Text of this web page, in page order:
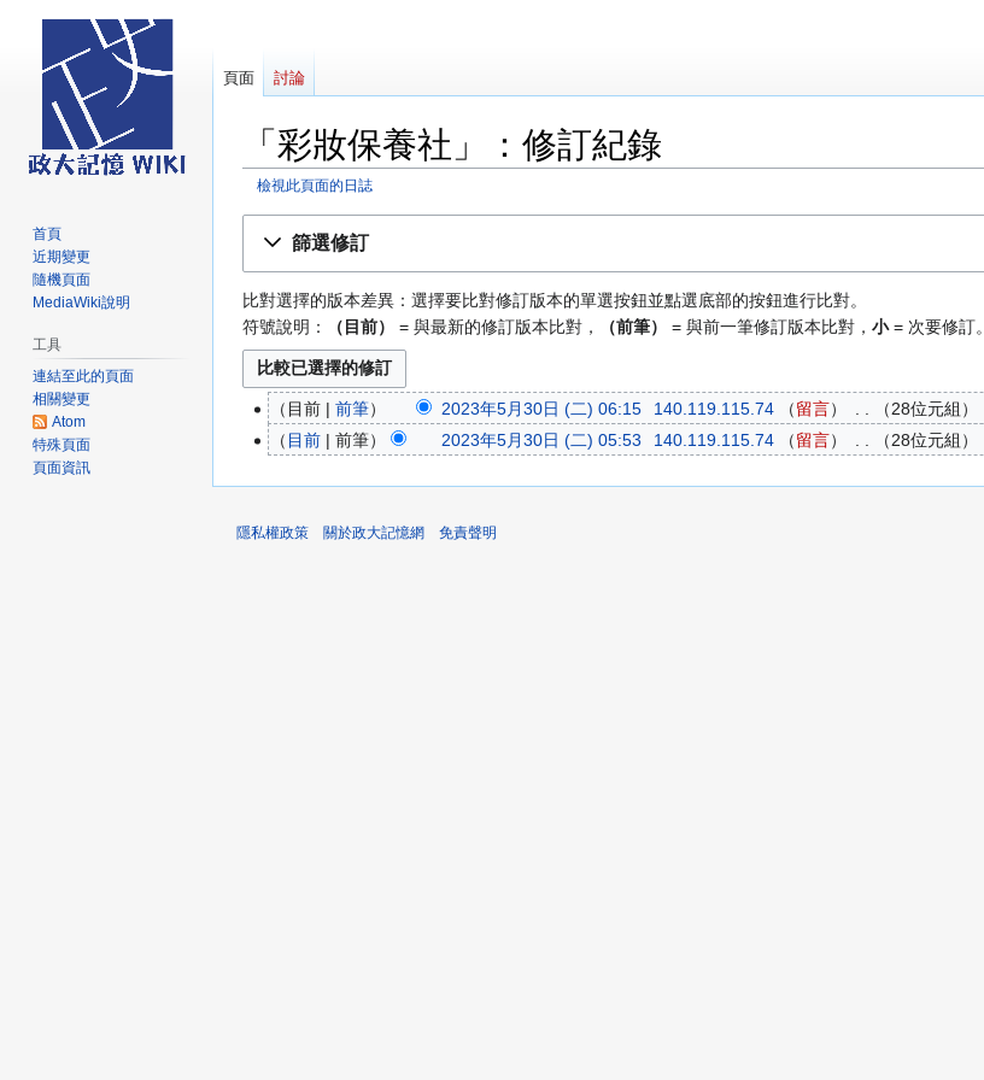
「彩妝保養社」：修訂紀錄
檢視此頁面的日誌
覽
尋
篩選修訂
比對選擇的版本差異：選擇要比對修訂版本的單選按鈕並點選底部的按鈕進行比對。
符號說明：
（目前） = 與最新的修訂版本比對， （前筆） = 與前一筆修訂版本比對， 小= 次要修訂。
2023
年
月
日
目前 前筆 2023年5月30日 (二) 06:15 140.119.115.74 留言 28位元組
無
編
輯
要
目前 前筆 2023年5月30日 (二) 05:53 140.119.115.74 留言 28位元組
頁面 討論
首頁
近期變更
隨機頁面
MediaWiki說明
工具
連結至此的頁面
相關變更
Atom
特殊頁面
頁面資訊
隱私權政策 關於政大記憶網 免責聲明